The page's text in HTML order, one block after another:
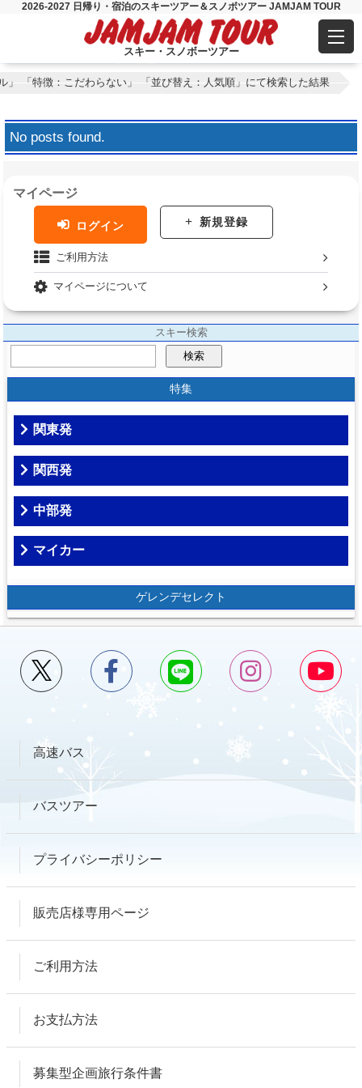
2026-2027 日帰り・宿泊のスキーツアー＆スノボツアー JAMJAM TOUR
スキー・スノボーツアー
「特徴：こだわらない」 「並び替え：人気順」にて検索した結果
No posts found.
マイページ
ログイン 新規登録
ご利用方法
マイページについて
スキー検索
検索
特集
関東発
関西発
中部発
マイカー
ゲレンデセレクト
高速バス
バスツアー
プライバシーポリシー
販売店様専用ページ
ご利用方法
お支払方法
募集型企画旅行条件書